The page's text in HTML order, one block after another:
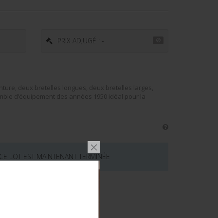
PRIX ADJUGÉ : -
deux bretelles longues, deux bretelles larges,
d’équipement des années 1950 idéal pour la
LOT EST MAINTENANT TERMINÉE